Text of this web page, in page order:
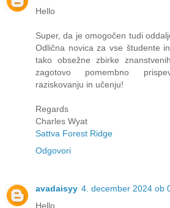
Hello
Super, da je omogočen tudi
Odlična novica za vse študente
tako obsežne zbirke
zagotovo pomembno
raziskovanju in učenju!
Regards
Charles Wyat
Sattva Forest Ridge
Odgovori
avadaisyy 4. december 2024 ob
Hello